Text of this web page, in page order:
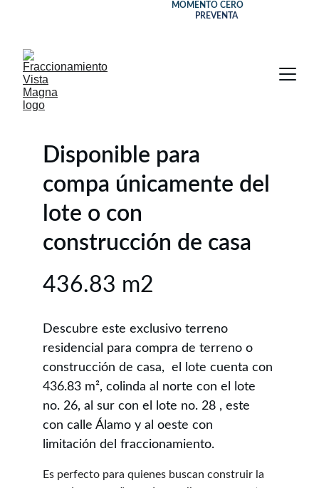
MOMENTO CERO
PREVENTA
Disponible para
compa únicamente del
lote o con
construcción de casa
Descubre este exclusivo terreno
residencial para compra de terreno o
construcción de casa,  el lote cuenta con
436.83 m², colinda al norte con el lote
no. 26, al sur con el lote no. 28 , este
con calle Álamo y al oeste con
limitación del fraccionamiento.
Es perfecto para quienes buscan construir la
436.83 m2